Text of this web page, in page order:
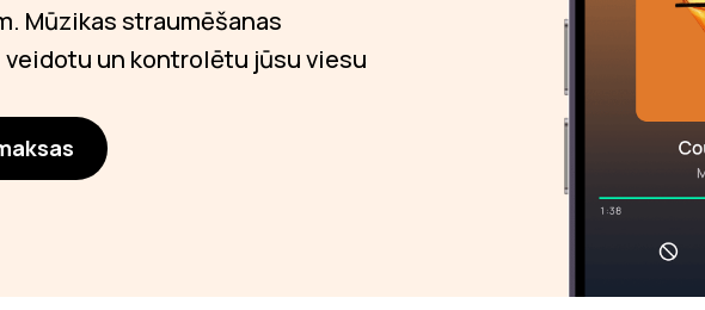
Mūzikas straumēšanas
veidotu un kontrolētu jūsu viesu